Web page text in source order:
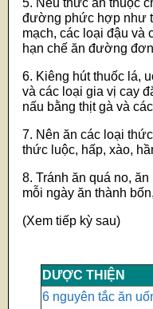
5. Nếu thức ăn thuộc
đường phức hợp như
mạch, các loại đậu và
hạn chế ăn đường
6. Kiêng hút thuốc lá,
và các loại gia vị cay
nấu bằng thịt gà và
7. Nên ăn các loại
thức luộc, hấp, xào,
8. Tránh ăn quá no,
mỗi ngày ăn thành
(Xem tiếp kỳ sau)
DƯỢC THIỆN
6 nguyên tắc ăn